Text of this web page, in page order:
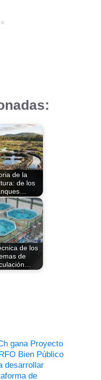
de la
de los
de los
de
gana Proyecto
Bien Público
desarrollar
de